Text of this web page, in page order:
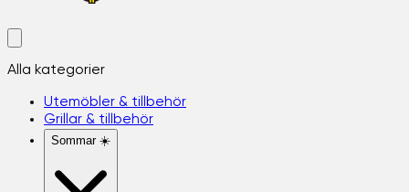
Alla kategorier
Utemöbler & tillbehör
Grillar & tillbehör
Sommar ☀️